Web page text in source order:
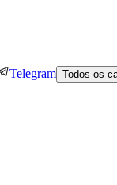
Telegram Todos os